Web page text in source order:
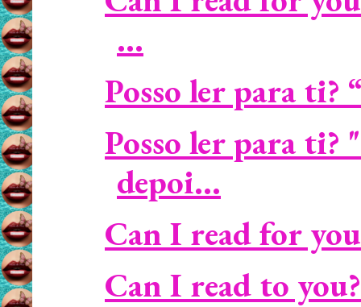
...
Posso ler para ti?
Posso ler para ti?
depoi...
Can I read for
Can I read to